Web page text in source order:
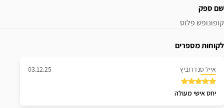
שם ספק
קופונופש פלוס
לקוחות מספרים
אייל סנדרוביץ 03.12.25
יחס אישי מעולה